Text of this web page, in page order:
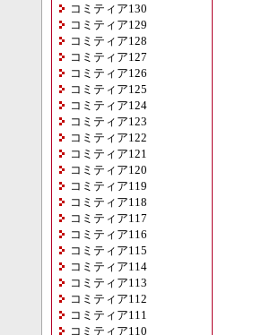
コミティア130
コミティア129
コミティア128
コミティア127
コミティア126
コミティア125
コミティア124
コミティア123
コミティア122
コミティア121
コミティア120
コミティア119
コミティア118
コミティア117
コミティア116
コミティア115
コミティア114
コミティア113
コミティア112
コミティア111
コミティア110